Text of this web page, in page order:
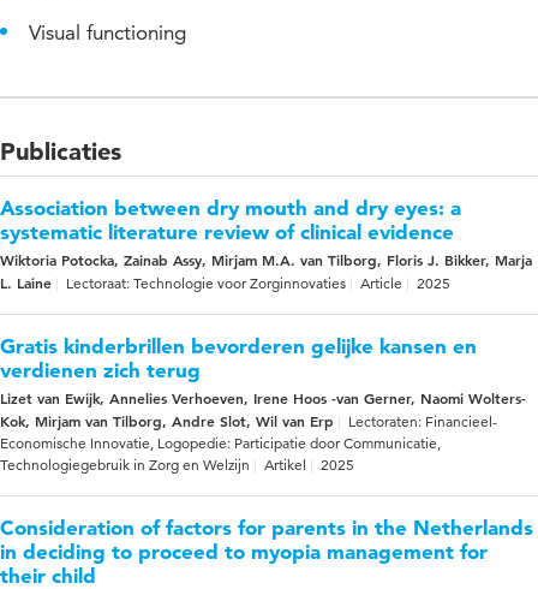
Visual functioning
Publicaties
Association between dry mouth and dry eyes: a
systematic literature review of clinical evidence
Wiktoria Potocka, Zainab Assy, Mirjam M.A. van Tilborg, Floris J. Bikker, Marja
L. Laine
Lectoraat: Technologie voor Zorginnovaties Article 2025
Gratis kinderbrillen bevorderen gelijke kansen en
verdienen zich terug
Lizet van Ewijk, Annelies Verhoeven, Irene Hoos -van Gerner, Naomi Wolters-
Kok, Mirjam van Tilborg, Andre Slot, Wil van Erp
Lectoraten: Financieel-
Economische Innovatie, Logopedie: Participatie door Communicatie,
Technologiegebruik in Zorg en Welzijn
Artikel 2025
Consideration of factors for parents in the Netherlands
in deciding to proceed to myopia management for
their child